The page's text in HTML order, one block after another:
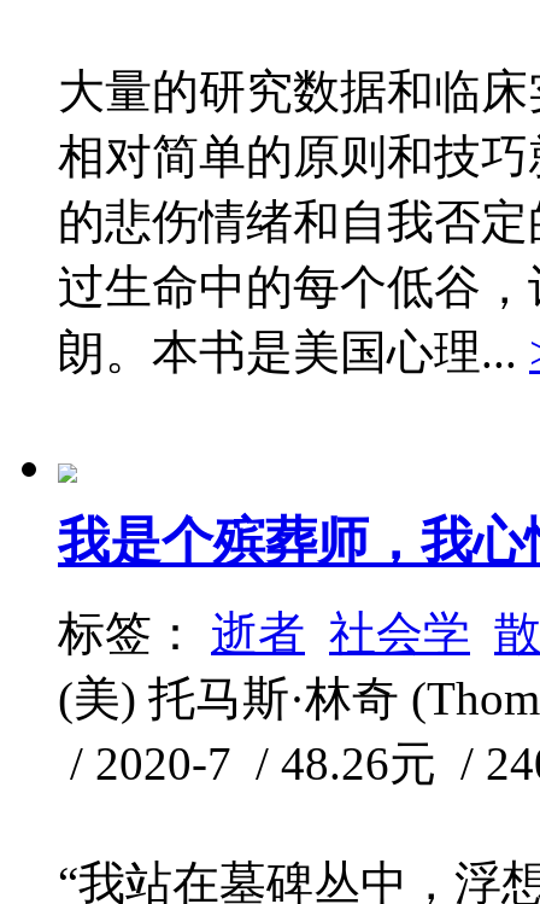
大量的研究数据和临
相对简单的原则和技
的悲伤情绪和自我否
过生命中的每个低谷
朗。本书是美国心理...
我是个殡葬师，我心
标签： 逝者 社会学
(美) 托马斯·林奇
/ 2020-7 / 48.26元 /
“我站在墓碑丛中，浮